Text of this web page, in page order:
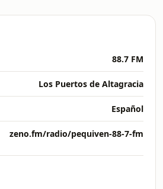
88.7 FM
Los Puertos de Altagracia
Español
zeno.fm/radio/pequiven-88-7-fm